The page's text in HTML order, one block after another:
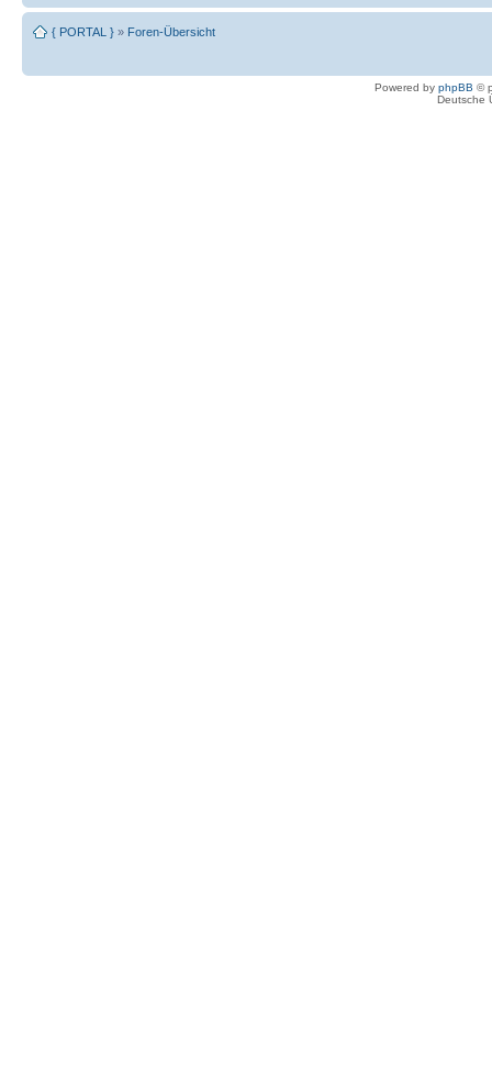
{ PORTAL } » Foren-Übersicht
Powered by phpBB ©
Deutsche